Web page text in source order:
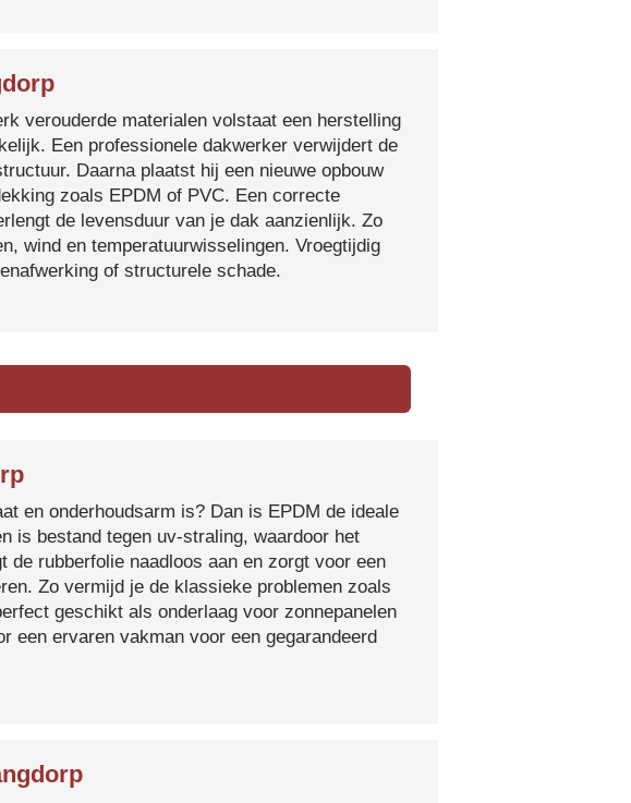
verouderde materialen volstaat een herstelling
Een professionele dakwerker verwijdert de
Daarna plaatst hij een nieuwe opbouw
zoals EPDM of PVC. Een correcte
de levensduur van je dak aanzienlijk. Zo
wind en temperatuurwisselingen. Vroegtijdig
of structurele schade.
en onderhoudsarm is? Dan is EPDM de ideale
is bestand tegen uv-straling, waardoor het
rubberfolie naadloos aan en zorgt voor een
Zo vermijd je de klassieke problemen zoals
geschikt als onderlaag voor zonnepanelen
een ervaren vakman voor een gegarandeerd